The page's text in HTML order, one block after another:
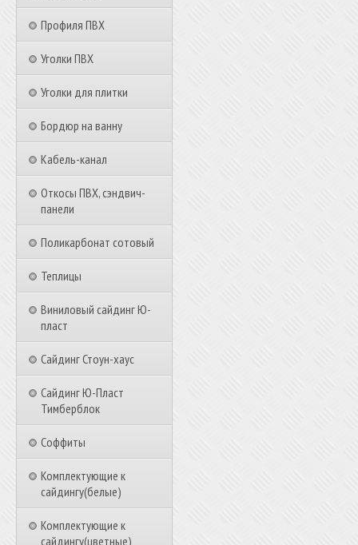
Профиля ПВХ
Уголки ПВХ
Уголки для плитки
Бордюр на ванну
Кабель-канал
Откосы ПВХ, сэндвич-
панели
Поликарбонат сотовый
Теплицы
Виниловый сайдинг Ю-
пласт
Сайдинг Стоун-хаус
Сайдинг Ю-Пласт
Тимберблок
Соффиты
Комплектующие к
сайдингу(белые)
Комплектующие к
сайдингу(цветные)